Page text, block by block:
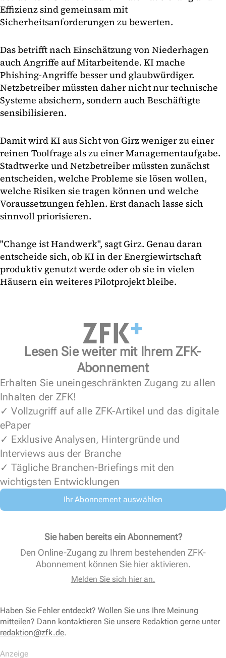
Effizienz sind gemeinsam mit
Sicherheitsanforderungen zu bewerten.
Das betrifft nach Einschätzung von Niederhagen
auch Angriffe auf Mitarbeitende. KI mache
Phishing-Angriffe besser und glaubwürdiger.
Netzbetreiber müssten daher nicht nur technische
Systeme absichern, sondern auch Beschäftigte
sensibilisieren.
Damit wird KI aus Sicht von Girz weniger zu einer
reinen Toolfrage als zu einer Managementaufgabe.
Stadtwerke und Netzbetreiber müssten zunächst
entscheiden, welche Probleme sie lösen wollen,
welche Risiken sie tragen können und welche
Voraussetzungen fehlen. Erst danach lasse sich
sinnvoll priorisieren.
"Change ist Handwerk", sagt Girz. Genau daran
entscheide sich, ob KI in der Energiewirtschaft
produktiv genutzt werde oder ob sie in vielen
Häusern ein weiteres Pilotprojekt bleibe.
Lesen Sie weiter mit Ihrem ZFK-
Abonnement
Erhalten Sie uneingeschränkten Zugang zu allen
Inhalten der ZFK!
✓ Vollzugriff auf alle ZFK-Artikel und das digitale
ePaper
✓ Exklusive Analysen, Hintergründe und
Interviews aus der Branche
✓ Tägliche Branchen-Briefings mit den
wichtigsten Entwicklungen
Ihr Abonnement auswählen
Sie haben bereits ein Abonnement?
Den Online-Zugang zu Ihrem bestehenden ZFK-
Abonnement können Sie hier aktivieren.
Melden Sie sich hier an.
Haben Sie Fehler entdeckt? Wollen Sie uns Ihre Meinung
mitteilen? Dann kontaktieren Sie unsere Redaktion gerne unter
redaktion@zfk.de.